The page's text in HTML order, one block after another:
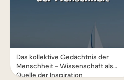
Das kollektive Gedächtnis der
Menschheit - Wissenschaft als
Quelle der Inspiration